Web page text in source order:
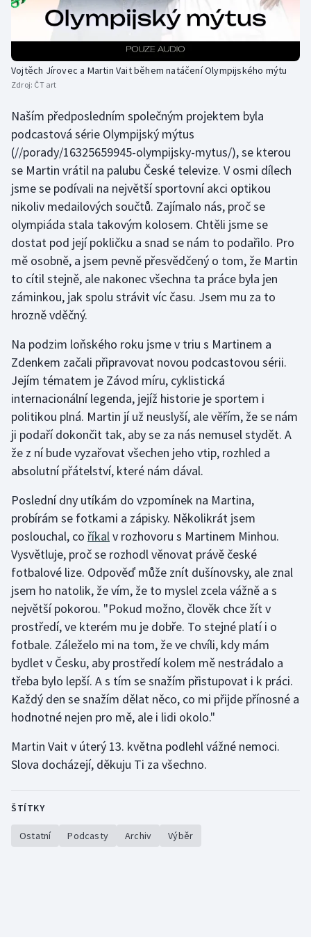
Vojtěch Jírovec a Martin Vait během natáčení Olympijského mýtu
Zdroj: ČT art
Naším předposledním společným projektem byla
podcastová série Olympijský mýtus
(//porady/16325659945-olympijsky-mytus/), se kterou
se Martin vrátil na palubu České televize. V osmi dílech
jsme se podívali na největší sportovní akci optikou
nikoliv medailových součtů. Zajímalo nás, proč se
olympiáda stala takovým kolosem. Chtěli jsme se
dostat pod její pokličku a snad se nám to podařilo. Pro
mě osobně, a jsem pevně přesvědčený o tom, že Martin
to cítil stejně, ale nakonec všechna ta práce byla jen
záminkou, jak spolu strávit víc času. Jsem mu za to
hrozně vděčný.
Na podzim loňského roku jsme v triu s Martinem a
Zdenkem začali připravovat novou podcastovou sérii.
Jejím tématem je Závod míru, cyklistická
internacionální legenda, jejíž historie je sportem i
politikou plná. Martin jí už neuslyší, ale věřím, že se nám
ji podaří dokončit tak, aby se za nás nemusel stydět. A
že z ní bude vyzařovat všechen jeho vtip, rozhled a
absolutní přátelství, které nám dával.
Poslední dny utíkám do vzpomínek na Martina,
probírám se fotkami a zápisky. Několikrát jsem
poslouchal, co říkalv rozhovoru s Martinem Minhou.
Vysvětluje, proč se rozhodl věnovat právě české
fotbalové lize. Odpověď může znít dušínovsky, ale znal
jsem ho natolik, že vím, že to myslel zcela vážně a s
největší pokorou. "Pokud možno, člověk chce žít v
prostředí, ve kterém mu je dobře. To stejné platí i o
fotbale. Záleželo mi na tom, že ve chvíli, kdy mám
bydlet v Česku, aby prostředí kolem mě nestrádalo a
třeba bylo lepší. A s tím se snažím přistupovat i k práci.
Každý den se snažím dělat něco, co mi přijde přínosné a
hodnotné nejen pro mě, ale i lidi okolo."
Martin Vait v úterý 13. května podlehl vážné nemoci.
Slova docházejí, děkuju Ti za všechno.
ŠTÍTKY
Ostatní Podcasty Archiv Výběr